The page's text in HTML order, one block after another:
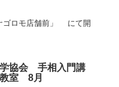
ロモ店舗前」 にて開
協会 手相入門講
室 8月